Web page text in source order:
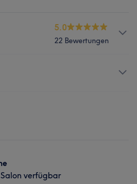
5.0
22 Bewertungen
Rana sagen
verfügbar